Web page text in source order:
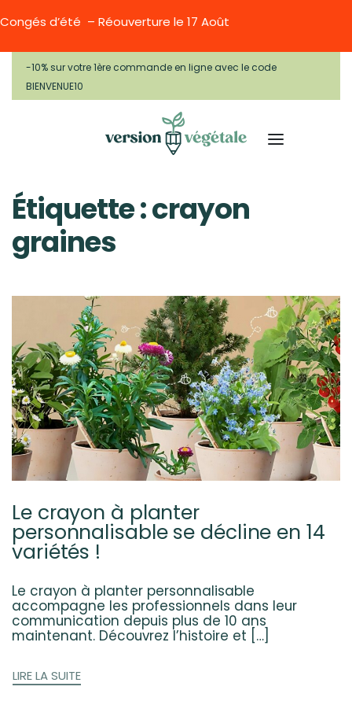
Congés d’été – Réouverture le 17 Août
-10% sur votre 1ère commande en ligne avec le code
BIENVENUE10
Étiquette :crayon
graines
Le crayon à planter
personnalisable se décline en 14
variétés !
Le crayon à planter personnalisable
accompagne les professionnels dans leur
communication depuis plus de 10 ans
maintenant. Découvrez l’histoire et […]
LIRE LA SUITE